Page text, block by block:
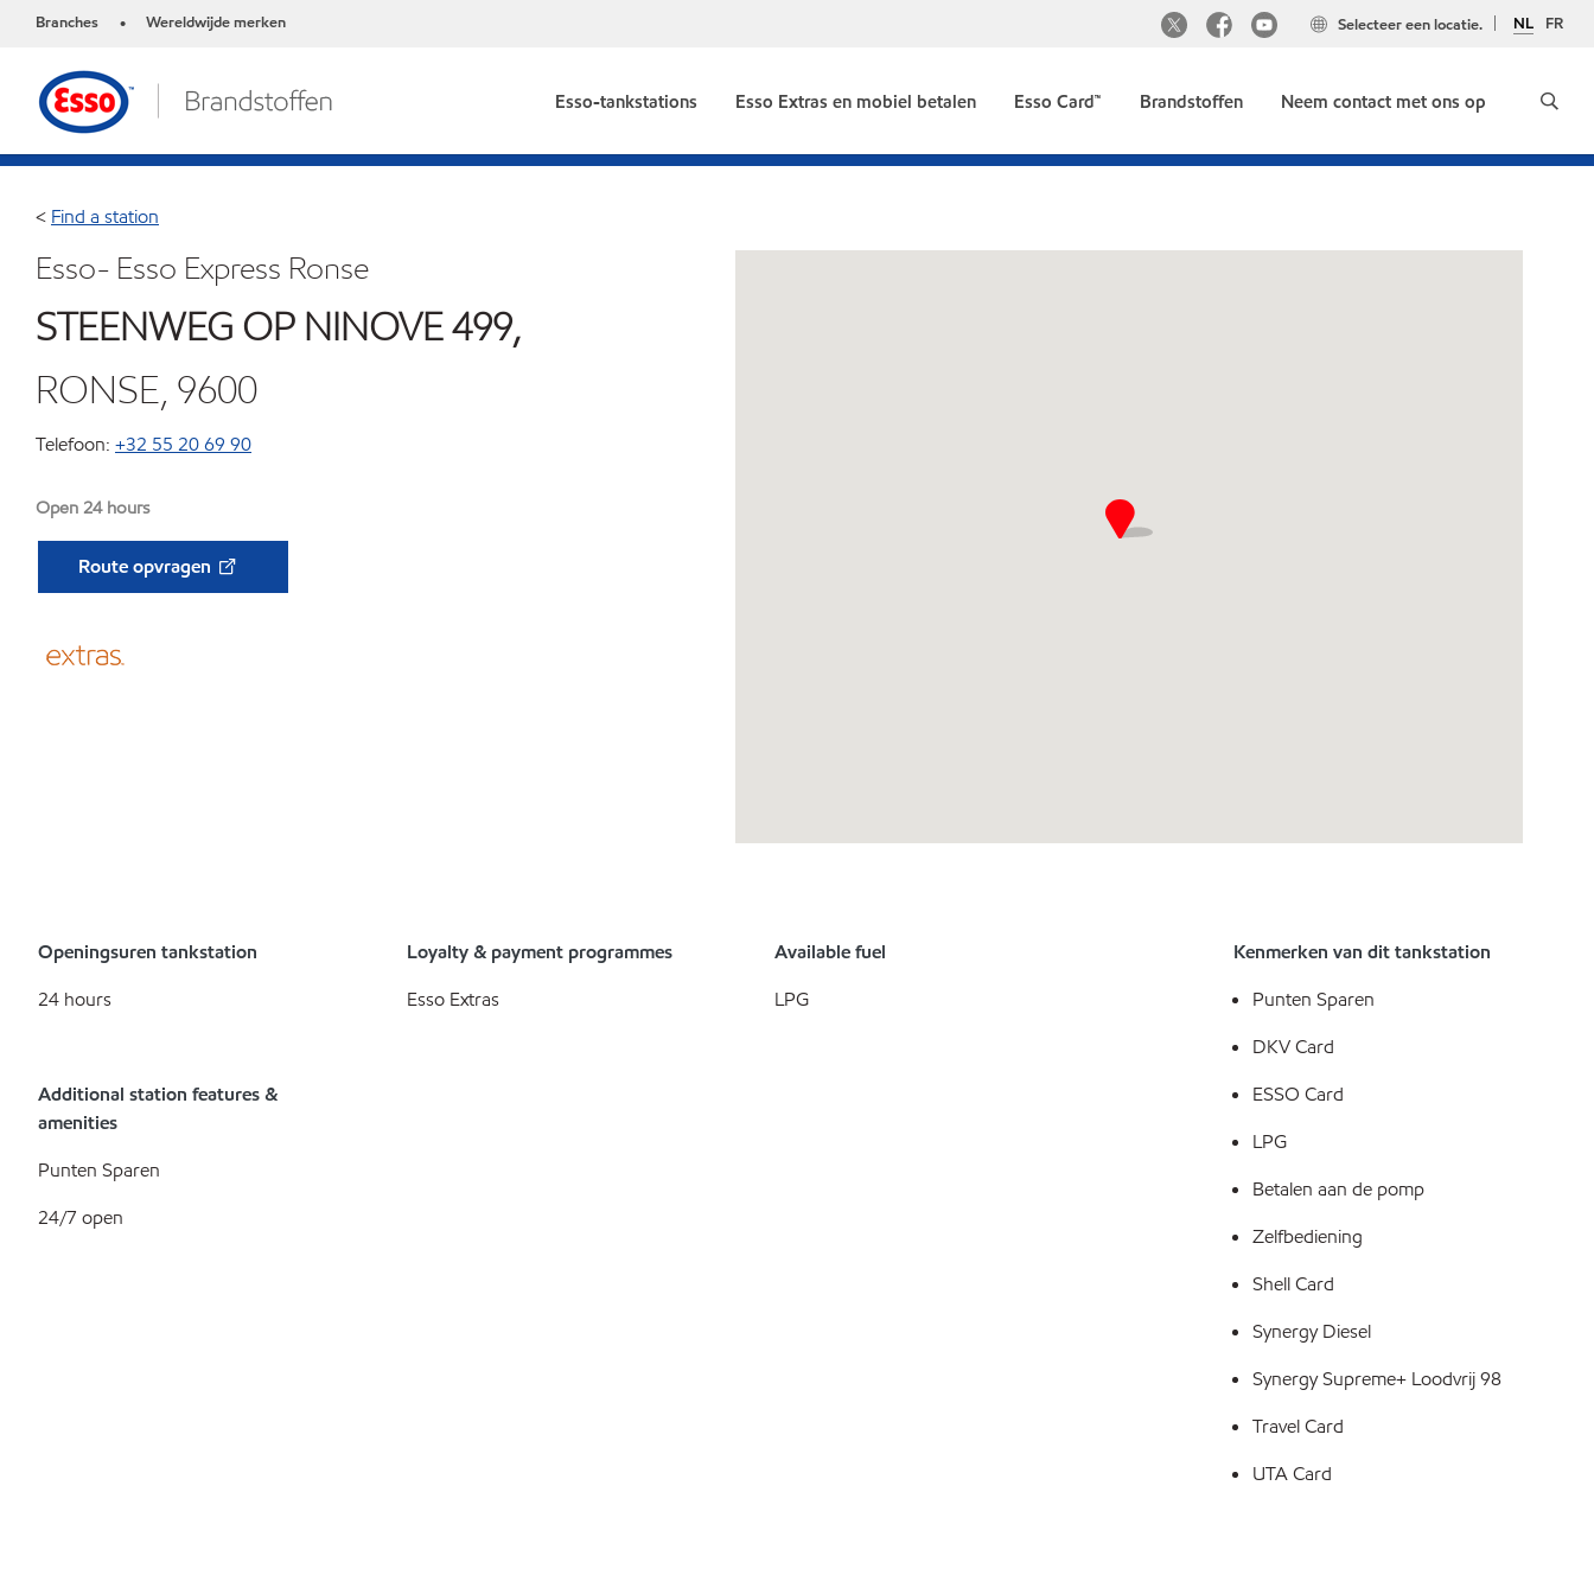
Branches • Wereldwijde merken NL FR
Selecteer een locatie.
Esso-tankstations Esso Extras en mobiel betalen Esso Card™ Brandstoffen Neem contact met ons op
< Find a station
Esso- Esso Express Ronse
STEENWEG OP NINOVE 499,
RONSE, 9600
Telefoon: +32 55 20 69 90
Open 24 hours
Route opvragen
Openingsuren tankstation
24 hours
Loyalty & payment programmes
Esso Extras
Available fuel
LPG
Additional station features &
amenities
Punten Sparen
24/7 open
Kenmerken van dit tankstation
Punten Sparen
DKV Card
ESSO Card
LPG
Betalen aan de pomp
Zelfbediening
Shell Card
Synergy Diesel
Synergy Supreme+ Loodvrij 98
Travel Card
UTA Card